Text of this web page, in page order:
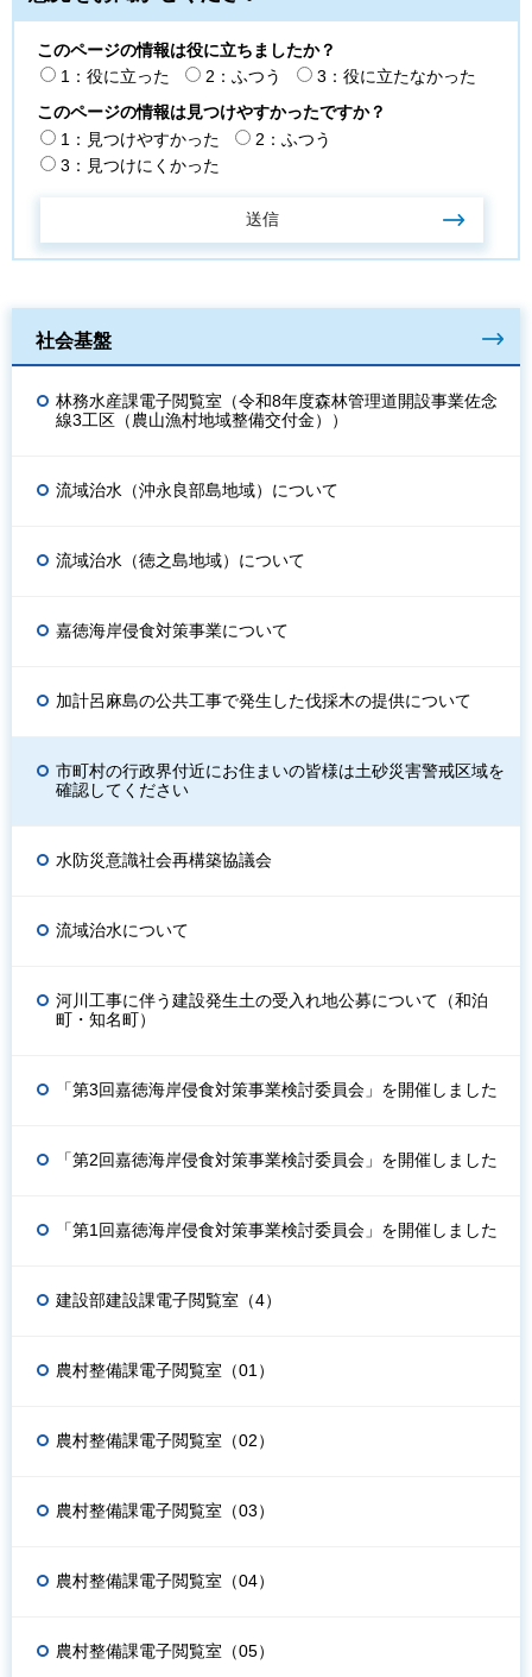
このページの情報は役に立ちましたか？
1：役に立った
2：ふつう
3：役に立たなかった
このページの情報は見つけやすかったですか？
1：見つけやすかった
2：ふつう
3：見つけにくかった
社会基盤
林務水産課電子閲覧室（令和8年度森林管理道開設事業佐念
線3工区（農山漁村地域整備交付金））
流域治水（沖永良部島地域）について
流域治水（徳之島地域）について
嘉徳海岸侵食対策事業について
加計呂麻島の公共工事で発生した伐採木の提供について
市町村の行政界付近にお住まいの皆様は土砂災害警戒区域を
確認してください
水防災意識社会再構築協議会
流域治水について
河川工事に伴う建設発生土の受入れ地公募について（和泊
町・知名町）
「第3回嘉徳海岸侵食対策事業検討委員会」を開催しました
「第2回嘉徳海岸侵食対策事業検討委員会」を開催しました
「第1回嘉徳海岸侵食対策事業検討委員会」を開催しました
建設部建設課電子閲覧室（4）
農村整備課電子閲覧室（01）
農村整備課電子閲覧室（02）
農村整備課電子閲覧室（03）
農村整備課電子閲覧室（04）
農村整備課電子閲覧室（05）